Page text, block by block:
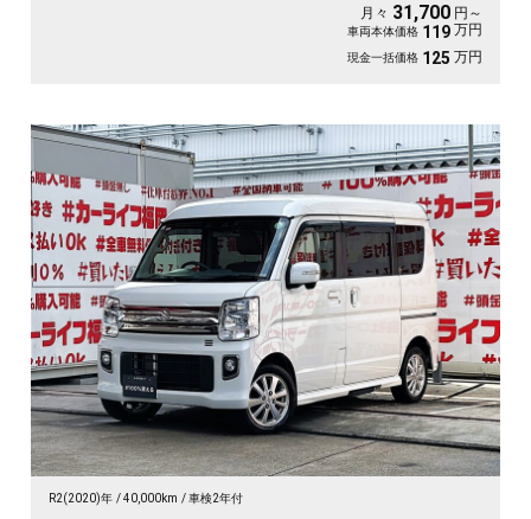
月々 31,700 円～
車両本体価格 119 万円
現金一括価格 125 万円
R2(2020)年 40,000km 車検2年付